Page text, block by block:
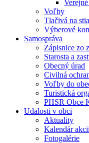
Voľby
Tlačivá na
Výberové
Samospráva
Zápisnice zo
Starosta a
Obecný úrad
Civilná
Voľby do
Turistická
PHSR Obce
Udalosti v obci
Aktuality
Kalendár
Fotogalérie